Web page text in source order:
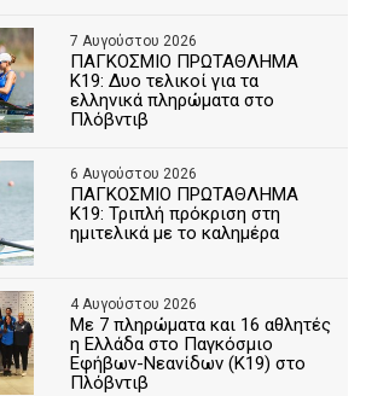
7 Αυγούστου 2026
ΠΑΓΚΟΣΜΙΟ ΠΡΩΤΑΘΛΗΜΑ
Κ19: Δυο τελικοί για τα
ελληνικά πληρώματα στο
Πλόβντιβ
6 Αυγούστου 2026
ΠΑΓΚΟΣΜΙΟ ΠΡΩΤΑΘΛΗΜΑ
Κ19: Τριπλή πρόκριση στη
ημιτελικά με το καλημέρα
4 Αυγούστου 2026
Με 7 πληρώματα και 16 αθλητές
η Ελλάδα στο Παγκόσμιο
Εφήβων-Νεανίδων (Κ19) στο
Πλόβντιβ